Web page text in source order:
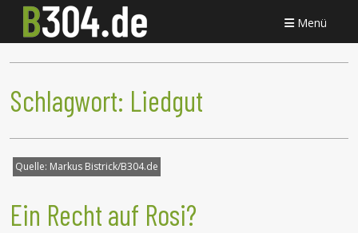
Menü
Schlagwort: Liedgut
Quelle: Markus Bistrick/B304.de
Ein Recht auf Rosi?